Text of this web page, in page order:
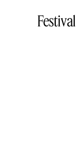
Festival